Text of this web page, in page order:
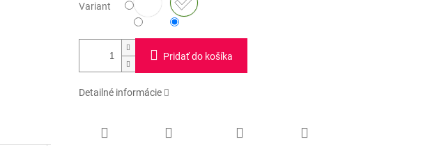
Variant
Pridať do košíka
Detailné informácie